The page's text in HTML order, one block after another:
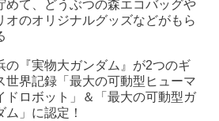
めて、どうぶつの森エコバッグや
オのオリジナルグッズなどがもら
の『実物大ガンダム』が2つのギ
世界記録「最大の可動型ヒューマ
ドロボット」＆「最大の可動型ガ
ム」に認定！